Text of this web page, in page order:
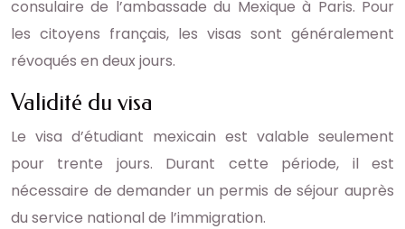
consulaire de l’ambassade du Mexique à Paris. Pour
les citoyens français, les visas sont généralement
révoqués en deux jours.
Validité du visa
Le visa d’étudiant mexicain est valable seulement
pour trente jours. Durant cette période, il est
nécessaire de demander un permis de séjour auprès
du service national de l’immigration.